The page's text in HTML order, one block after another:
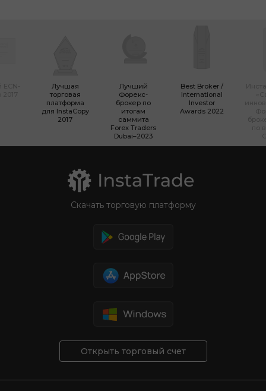
Лучшая
торговая
платформа
для InstaCopy
2017
Лучший
Форекс-
брокер по
итогам
саммита
Forex Traders
Dubai–2023
Best Broker /
International
Investor
Awards 2022
Скачать торговую платформу
Открыть торговый счет